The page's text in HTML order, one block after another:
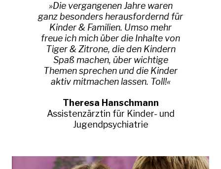
»Die vergangenen Jahre waren
ganz besonders herausfordernd für
Kinder & Familien. Umso mehr
freue ich mich über die Inhalte von
Tiger & Zitrone, die den Kindern
Spaß machen, über wichtige
Themen sprechen und die Kinder
aktiv mitmachen lassen. Toll!«
Theresa Hanschmann
Assistenzärztin für Kinder- und
Jugendpsychiatrie